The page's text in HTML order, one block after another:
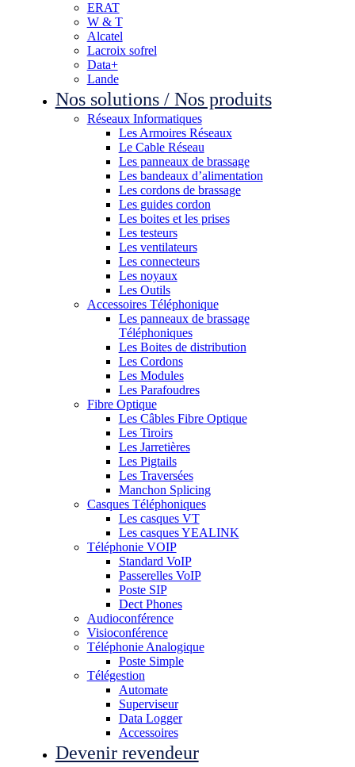
ERAT
W & T
Alcatel
Lacroix sofrel
Data+
Lande
Nos solutions / Nos produits
Réseaux Informatiques
Les Armoires Réseaux
Le Cable Réseau
Les panneaux de brassage
Les bandeaux d’alimentation
Les cordons de brassage
Les guides cordon
Les boites et les prises
Les testeurs
Les ventilateurs
Les connecteurs
Les noyaux
Les Outils
Accessoires Téléphonique
Les panneaux de brassage
Téléphoniques
Les Boites de distribution
Les Cordons
Les Modules
Les Parafoudres
Fibre Optique
Les Câbles Fibre Optique
Les Tiroirs
Les Jarretières
Les Pigtails
Les Traversées
Manchon Splicing
Casques Téléphoniques
Les casques VT
Les casques YEALINK
Téléphonie VOIP
Standard VoIP
Passerelles VoIP
Poste SIP
Dect Phones
Audioconférence
Visioconférence
Téléphonie Analogique
Poste Simple
Télégestion
Automate
Superviseur
Data Logger
Accessoires
Devenir revendeur